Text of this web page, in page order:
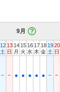
9月
12
土
13
日
14
月
15
火
16
水
17
木
18
金
19
土
20
日
－ － ● ● ● ● ● － －